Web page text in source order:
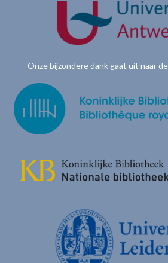
Onze bijzondere dank gaat uit naar